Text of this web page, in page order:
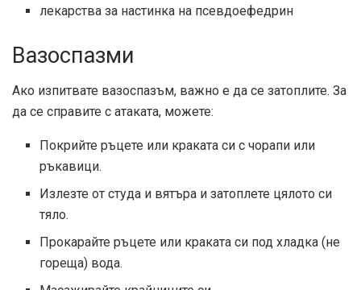
лекарства за настинка на псевдоефедрин
Вазоспазми
Ако изпитвате вазоспазъм, важно е да се затоплите. За
да се справите с атаката, можете:
Покрийте ръцете или краката си с чорапи или
ръкавици.
Излезте от студа и вятъра и затоплете цялото си
тяло.
Прокарайте ръцете или краката си под хладка (не
гореща) вода.